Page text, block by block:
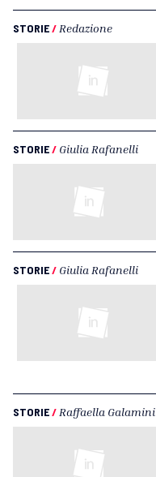
STORIE/ Redazione
STORIE/ Giulia Rafanelli
STORIE/ Giulia Rafanelli
STORIE/ Raffaella Galamini